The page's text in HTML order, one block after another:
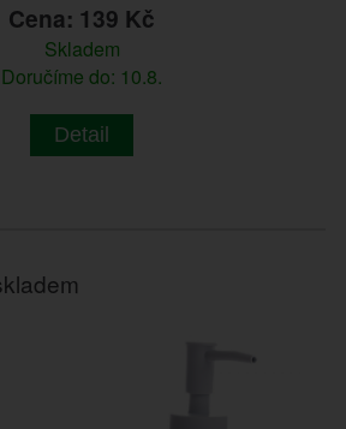
Cena: 139 Kč
Skladem
Doručíme do: 10.8.
Detail